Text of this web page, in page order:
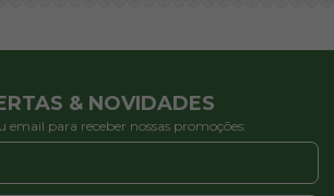
& NOVIDADES
email para receber nossas promoções: